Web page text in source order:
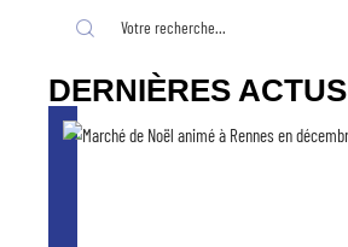
DERNIÈRES ACTUS